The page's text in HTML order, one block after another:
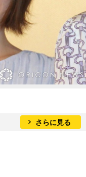
さらに見る